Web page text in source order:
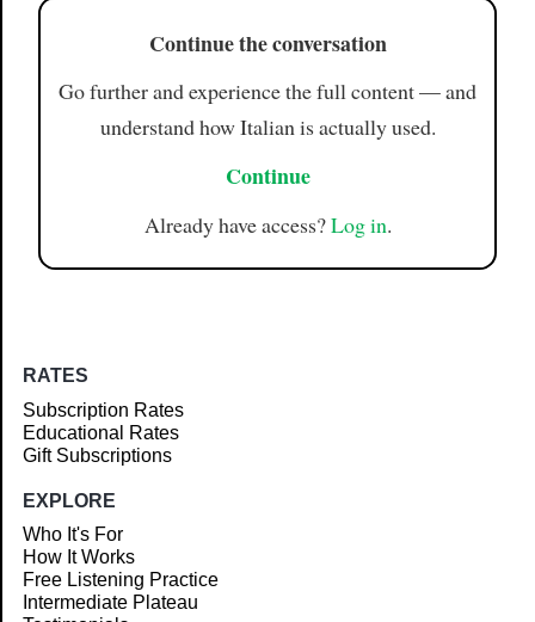
Continue the conversation
Go further and experience the full content — and
understand how Italian is actually used.
Continue
Already have access?Log in.
RATES
Subscription Rates
Educational Rates
Gift Subscriptions
EXPLORE
Who It's For
How It Works
Free Listening Practice
Intermediate Plateau